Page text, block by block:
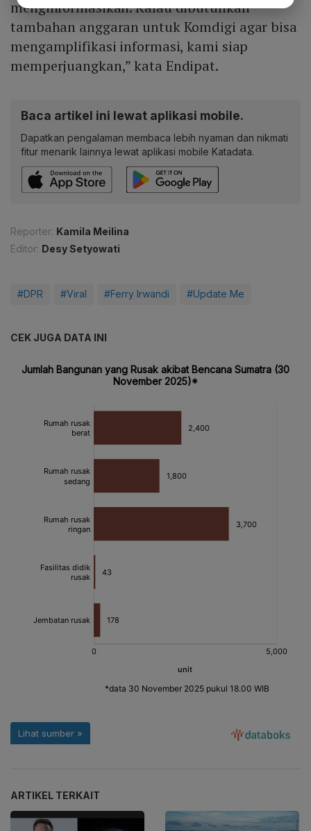
menginformasikan. Kalau dibutuhkan
tambahan anggaran untuk Komdigi agar bisa
mengamplifikasi informasi, kami siap
memperjuangkan,” kata Endipat.
Baca artikel ini lewat aplikasi mobile.
Dapatkan pengalaman membaca lebih nyaman dan nikmati
fitur menarik lainnya lewat aplikasi mobile Katadata.
Reporter: Kamila Meilina
Editor: Desy Setyowati
#DPR #Viral #Ferry Irwandi #Update Me
CEK JUGA DATA INI
ARTIKEL TERKAIT